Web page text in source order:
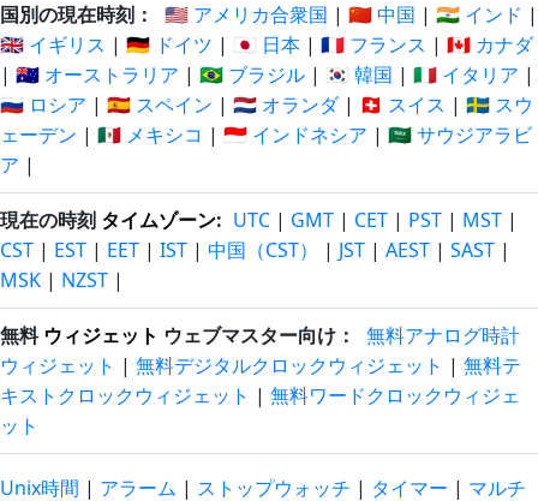
国別の現在時刻： 🇺🇸 アメリカ合衆国 | 🇨🇳 中国 | 🇮🇳 インド |
🇬🇧 イギリス | 🇩🇪 ドイツ | 🇯🇵 日本 | 🇫🇷 フランス | 🇨🇦 カナダ
| 🇦🇺 オーストラリア | 🇧🇷 ブラジル | 🇰🇷 韓国 | 🇮🇹 イタリア |
🇷🇺 ロシア | 🇪🇸 スペイン | 🇳🇱 オランダ| 🇨🇭 スイス | 🇸🇪 スウ
ェーデン | 🇲🇽 メキシコ | 🇮🇩 インドネシア | 🇸🇦 サウジアラビ
ア |
現在の時刻 タイムゾーン: UTC | GMT | CET | PST | MST |
CST | EST | EET | IST | 中国（CST） | JST | AEST | SAST |
MSK | NZST |
無料 ウィジェット ウェブマスター向け：
無料アナログ時計
ウィジェット | 無料デジタルクロックウィジェット | 無料テ
キストクロックウィジェット | 無料ワードクロックウィジェ
ット
Unix時間 | アラーム | ストップウォッチ | タイマー | マルチ